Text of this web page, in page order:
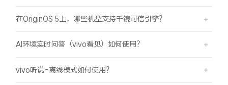
在OriginOS 5上，哪些机型支持千镜可信引擎？
AI环境实时问答（vivo看见）如何使用？
vivo听说-离线模式如何使用？